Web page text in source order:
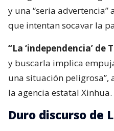
y una “seria advertencia”
que intentan socavar la
“La ‘independencia’
y buscarla implica
una situación peligrosa”,
la agencia estatal Xinhua.
Duro discurso de